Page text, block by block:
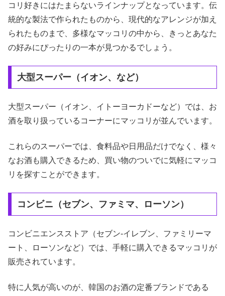
コリ好きにはたまらないラインナップとなっています。伝
統的な製法で作られたものから、現代的なアレンジが加え
られたものまで、多様なマッコリの中から、きっとあなた
の好みにぴったりの一本が見つかるでしょう。
大型スーパー（イオン、など）
大型スーパー（イオン、イトーヨーカドーなど）では、お
酒を取り扱っているコーナーにマッコリが並んでいます。
これらのスーパーでは、食料品や日用品だけでなく、様々
なお酒も購入できるため、買い物のついでに気軽にマッコ
リを探すことができます。
コンビニ（セブン、ファミマ、ローソン）
コンビニエンスストア（セブン-イレブン、ファミリーマ
ート、ローソンなど）では、手軽に購入できるマッコリが
販売されています。
特に人気が高いのが、韓国のお酒の定番ブランドである